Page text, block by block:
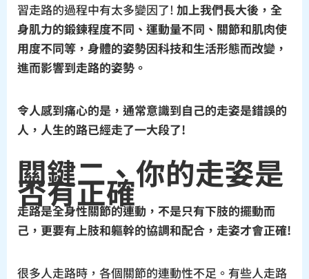
習走路的過程中有太多變因了! 加上我們長大後，全
身肌力的鍛鍊程度不同、運動量不同、關節和肌肉使
用度不同等，身體的姿勢因科技和生活形態而改變，
進而影響到走路的姿勢。
令人感到痛心的是，通常意識到自己的走姿是錯誤的
人，人生的路已經走了一大段了!
關鍵二、你的走姿是
否有正確
走路是全身性關節的連動，不是只有下肢的擺動而
己，更要有上肢和軀幹的協調和配合，走姿才會正確!
很多人走路時，各個關節的連動性不足。有些人走路